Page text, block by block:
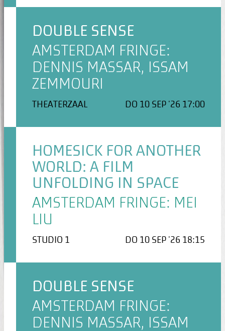
DOUBLE SENSE
AMSTERDAM FRINGE:
DENNIS MASSAR, ISSAM
ZEMMOURI
THEATERZAAL DO 10 SEP '26 17:00
HOMESICK FOR ANOTHER
WORLD: A FILM
UNFOLDING IN SPACE
AMSTERDAM FRINGE: MEI
LIU
STUDIO 1 DO 10 SEP '26 18:15
DOUBLE SENSE
AMSTERDAM FRINGE:
DENNIS MASSAR, ISSAM